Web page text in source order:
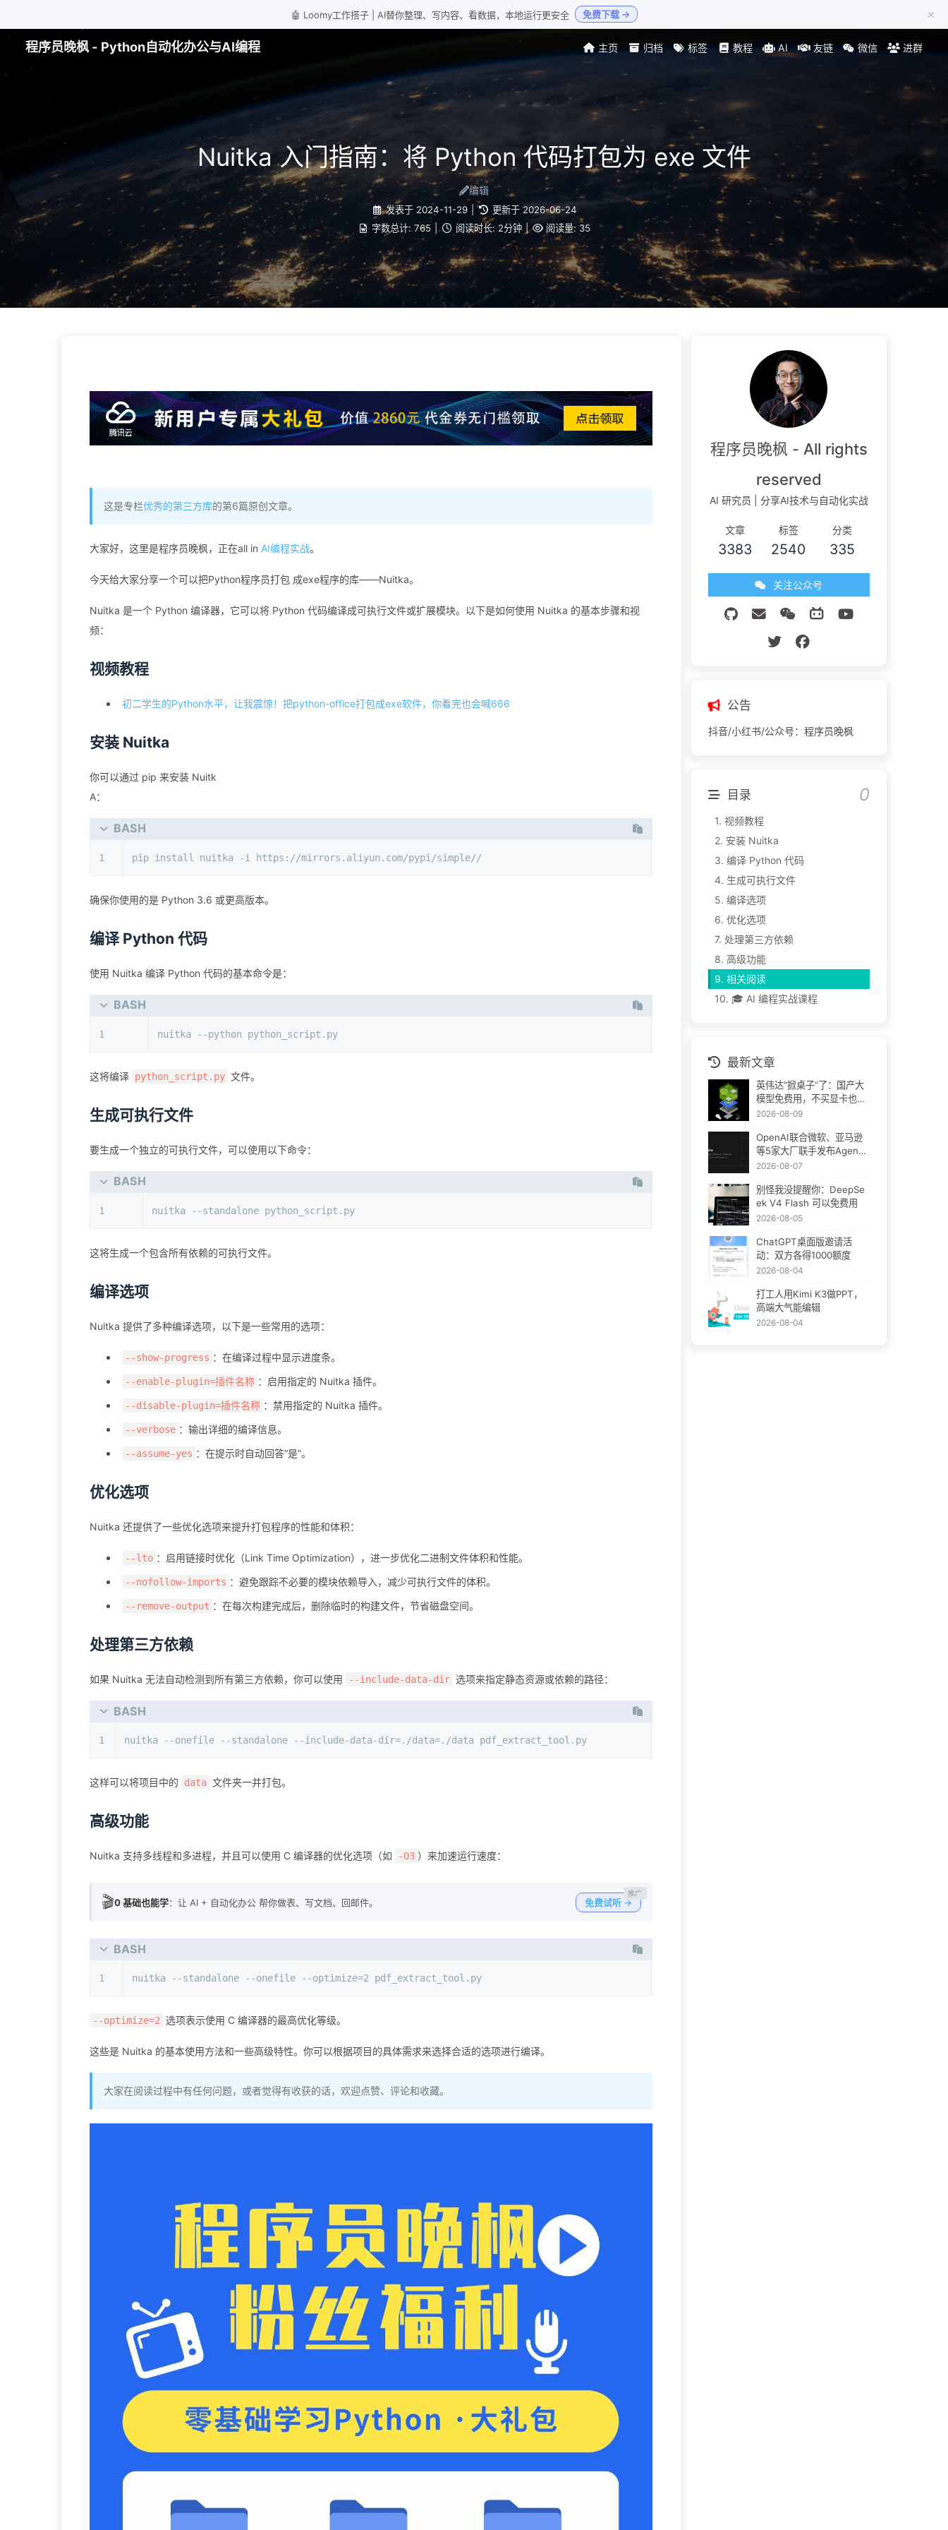
🤖 Loomy工作搭子 | AI替你整理、写内容、看数据，本地运行更安全 免费下载 → ×
程序员晚枫 - Python自动化办公与AI编程 主页 归档 标签 教程 AI 友链 微信 进群
Nuitka 入门指南：将 Python 代码打包为 exe 文件
编辑
发表于 2024-11-29 更新于 2026-06-24
字数总计: 765 阅读时长: 2分钟 阅读量: 35
这是专栏优秀的第三方库的第6篇原创文章。
大家好，这里是程序员晚枫，正在all in AI编程实战。
今天给大家分享一个可以把Python程序员打包 成exe程序的库——Nuitka。
Nuitka 是一个 Python 编译器，它可以将 Python 代码编译成可执行文件或扩展模块。以下是如何使用 Nuitka 的基本步骤和视
频：
视频教程
初二学生的Python水平，让我震惊！把python-office打包成exe软件，你看完也会喊666
安装 Nuitka
你可以通过 pip 来安装 Nuitk
A：
BASH
1 pip install nuitka -i https://mirrors.aliyun.com/pypi/simple//
确保你使用的是 Python 3.6 或更高版本。
编译 Python 代码
使用 Nuitka 编译 Python 代码的基本命令是：
BASH
1 nuitka --python python_script.py
这将编译 python_script.py 文件。
生成可执行文件
要生成一个独立的可执行文件，可以使用以下命令：
BASH
1 nuitka --standalone python_script.py
这将生成一个包含所有依赖的可执行文件。
编译选项
Nuitka 提供了多种编译选项，以下是一些常用的选项：
--show-progress ：在编译过程中显示进度条。
--enable-plugin=插件名称 ：启用指定的 Nuitka 插件。
--disable-plugin=插件名称 ：禁用指定的 Nuitka 插件。
--verbose ：输出详细的编译信息。
--assume-yes ：在提示时自动回答“是”。
优化选项
Nuitka 还提供了一些优化选项来提升打包程序的性能和体积：
--lto ：启用链接时优化（Link Time Optimization），进一步优化二进制文件体积和性能。
--nofollow-imports ：避免跟踪不必要的模块依赖导入，减少可执行文件的体积。
--remove-output ：在每次构建完成后，删除临时的构建文件，节省磁盘空间。
处理第三方依赖
如果 Nuitka 无法自动检测到所有第三方依赖，你可以使用 --include-data-dir 选项来指定静态资源或依赖的路径：
BASH
1 nuitka --onefile --standalone --include-data-dir=./data=./data pdf_extract_tool.py
这样可以将项目中的 data 文件夹一并打包。
高级功能
Nuitka 支持多线程和多进程，并且可以使用 C 编译器的优化选项（如 -O3 ）来加速运行速度：
🎬0 基础也能学：让 AI + 自动化办公 帮你做表、写文档、回邮件。 免费试听 →
BASH
1 nuitka --standalone --onefile --optimize=2 pdf_extract_tool.py
--optimize=2 选项表示使用 C 编译器的最高优化等级。
这些是 Nuitka 的基本使用方法和一些高级特性。你可以根据项目的具体需求来选择合适的选项进行编译。
大家在阅读过程中有任何问题，或者觉得有收获的话，欢迎点赞、评论和收藏。
程序员晚枫 - All rights
reserved
AI 研究员 | 分享AI技术与自动化实战
文章
3383
标签
2540
分类
335
关注公众号
公告
抖音/小红书/公众号：程序员晚枫
目录
1. 视频教程
2. 安装 Nuitka
3. 编译 Python 代码
4. 生成可执行文件
5. 编译选项
6. 优化选项
7. 处理第三方依赖
8. 高级功能
9. 相关阅读
10. 🎓 AI 编程实战课程
最新文章
英伟达“掀桌子”了：国产大
模型免费用，不买显卡也能
跑
2026-08-09
OpenAI联合微软、亚马逊
等5家大厂联手发布Agent
Plugins：AI插件终于要统
2026-08-07
别怪我没提醒你：DeepSe
ek V4 Flash 可以免费用
2026-08-05
ChatGPT桌面版邀请活
动：双方各得1000额度
2026-08-04
打工人用Kimi K3做PPT，
高端大气能编辑
2026-08-04